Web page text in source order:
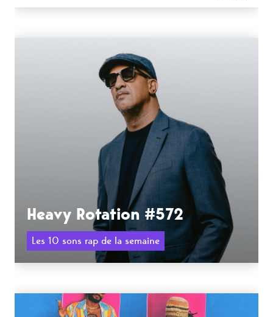
Heavy Rotation #572
Les 10 sons rap de la semaine